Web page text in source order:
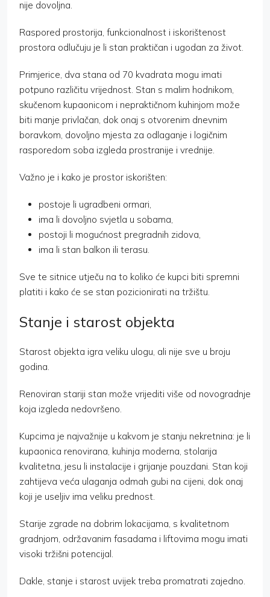
nije dovoljna.
Raspored prostorija, funkcionalnost i iskorištenost
prostora odlučuju je li stan praktičan i ugodan za život.
Primjerice, dva stana od 70 kvadrata mogu imati
potpuno različitu vrijednost. Stan s malim hodnikom,
skučenom kupaonicom i nepraktičnom kuhinjom može
biti manje privlačan, dok onaj s otvorenim dnevnim
boravkom, dovoljno mjesta za odlaganje i logičnim
rasporedom soba izgleda prostranije i vrednije.
Važno je i kako je prostor iskorišten:
postoje li ugradbeni ormari,
ima li dovoljno svjetla u sobama,
postoji li mogućnost pregradnih zidova,
ima li stan balkon ili terasu.
Sve te sitnice utječu na to koliko će kupci biti spremni
platiti i kako će se stan pozicionirati na tržištu.
Stanje i starost objekta
Starost objekta igra veliku ulogu, ali nije sve u broju
godina.
Renoviran stariji stan može vrijediti više od novogradnje
koja izgleda nedovršeno.
Kupcima je najvažnije u kakvom je stanju nekretnina: je li
kupaonica renovirana, kuhinja moderna, stolarija
kvalitetna, jesu li instalacije i grijanje pouzdani. Stan koji
zahtijeva veća ulaganja odmah gubi na cijeni, dok onaj
koji je useljiv ima veliku prednost.
Starije zgrade na dobrim lokacijama, s kvalitetnom
gradnjom, održavanim fasadama i liftovima mogu imati
visoki tržišni potencijal.
Dakle, stanje i starost uvijek treba promatrati zajedno.